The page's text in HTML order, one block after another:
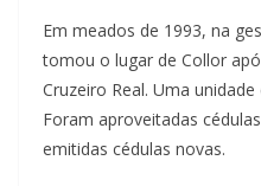
Em meados de 1993, na
tomou o lugar de Collor
Cruzeiro Real. Uma
Foram aproveitadas
emitidas cédulas novas.